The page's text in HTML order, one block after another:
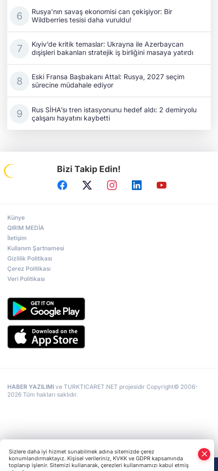
Rusya’nın savaş ekonomisi can çekişiyor: Bir
Wildberries tesisi daha vuruldu!
Kıyiv’de kritik temaslar: Ukrayna ile Azerbaycan
dışişleri bakanları stratejik iş birliğini masaya yatırdı
Eski Fransa Başbakanı Attal: Rusya, 2027 seçim
sürecine müdahale ediyor
Rus SİHA’sı tren istasyonunu hedef aldı: 2 demiryolu
çalışanı hayatını kaybetti
Bizi Takip Edin!
Künye
QIRIM MEDİA
İletişim
Kullanım Şartnamesi
Gizlilik Politikası
Çerez Politikası
Veri Politikası
HABER YAZILIMI ve TURKTICARET.NET projesidir Copyright© 2006-
2026 Tüm hakları saklıdır.
Sizlere daha iyi hizmet sunabilmek adına sitemizde çerez
konumlandırmaktayız. Kişisel verileriniz, KVKK ve GDPR kapsamında
toplanıp işlenir. Sitemizi kullanarak, çerezleri kullanmamızı kabul etmiş